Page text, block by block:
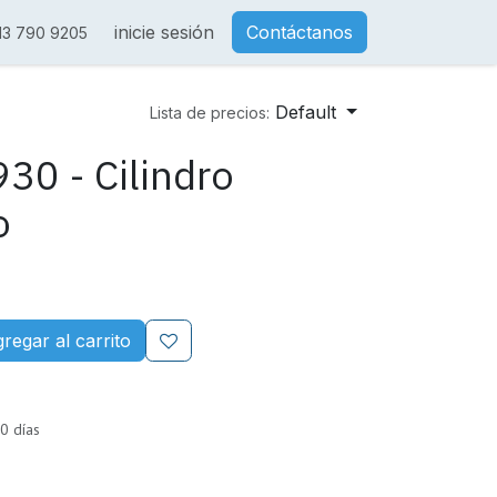
790 9205 inicie sesión Contáctanos
Lista de precios: Default
- Cilindro
al carrito
días